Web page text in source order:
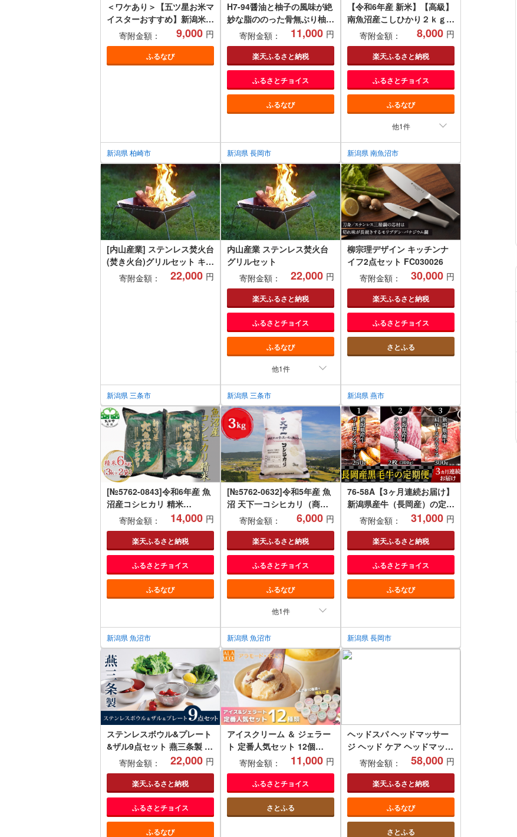
＜ワケあり＞【五ツ星お米マ
イスターおすすめ】新潟米
（白米）10kg
寄附金額： 9,000 円
ふるなび
新潟県 柏崎市
H7-94醤油と柚子の風味が絶
妙な脂ののった骨無ぶり柚庵
漬（幽庵漬）
寄附金額： 11,000 円
楽天ふるさと納税
ふるさとチョイス
ふるなび
新潟県 長岡市
【令和6年産 新米】【高級】
南魚沼産こしひかり２ｋｇ
（白米）【米 お米 こしひか
り 南魚沼 米 白米 こめ 新潟
寄附金額： 8,000 円
楽天ふるさと納税
ふるさとチョイス
ふるなび
他1件
新潟県 南魚沼市
[内山産業] ステンレス焚火台
(焚き火台)グリルセット キャ
ンプ用品 アウトドア用品 燕
三条製
寄附金額： 22,000 円
新潟県 三条市
内山産業 ステンレス焚火台
グリルセット
寄附金額：
22,000 円
楽天ふるさと納税
ふるさとチョイス
ふるなび
他1件
新潟県 三条市
柳宗理デザイン キッチンナ
イフ2点セット FC030026
寄附金額：
30,000 円
楽天ふるさと納税
ふるさとチョイス
さとふる
新潟県 燕市
[№5762-0843]令和6年産 魚
沼産コシヒカリ 精米
6kg（3kg×2袋）
寄附金額： 14,000 円
楽天ふるさと納税
ふるさとチョイス
ふるなび
新潟県 魚沼市
[№5762-0632]令和5年産 魚
沼 天下一コシヒカリ（商
標） 3kg 本当に旨い飯に お
かずはいらない 魚沼産 コシ
ヒカリ ( 米 お米 こめ コメ
おこめ 白米 こしひかり )
寄附金額： 6,000 円
楽天ふるさと納税
ふるさとチョイス
ふるなび
他1件
新潟県 魚沼市
76-58A【3ヶ月連続お届け】
新潟県産牛（長岡産）の定期
寄附金額： 31,000 円
楽天ふるさと納税
ふるさとチョイス
ふるなび
新潟県 長岡市
ステンレスボウル&プレート
&ザル9点セット 燕三条製 ア
ーネスト キズが目立ちにく
いステンレス製 ボウル プレ
ート ざる キッチンツール キ
ッチン用品 調理器具 調理用
品 新生活 一人暮らし
【020P104】
寄附金額： 22,000 円
楽天ふるさと納税
ふるさとチョイス
ふるなび
アイスクリーム ＆ ジェラー
ト 定番人気セット 12個
×146ml | 食べ比べ 詰め合わ
せ セット おすすめ 人気 大
好評 スイーツ お取り寄せ 新
潟県 五泉市 （有）アラモー
ド・キムラ
寄附金額： 11,000 円
ふるさとチョイス
さとふる
ヘッドスパ ヘッドマッサー
ジ ヘッド ケア ヘッドマッサ
ージャー ヘッドマッサージ
器 防水 ベッド ギフト ツイ
ンバード 美容 美容家電 防水
ヘッドケア機 家電 燕三条 コ
ードレス お風呂 (TB-
G001JPPW)
寄附金額： 58,000 円
楽天ふるさと納税
ふるなび
さとふる